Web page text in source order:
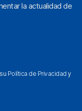
la actualidad de
Política de Privacidad y